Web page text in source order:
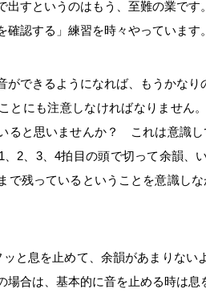
出すというのはもう、至難の業で
確認する」練習を時々やっています。
ができるようになれば、もうかな
とにも注意しなければなりません
ると思いませんか？ これは意識
2、3、4拍目の頭で切って余韻、
で残っているということを意識し
と息を止めて、余韻があまりな
場合は、基本的に音を止める時は